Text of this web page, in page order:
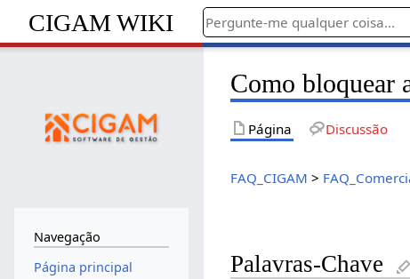
CIGAM WIKI
Como bloquear
Página Discussão
FAQ_CIGAM >
Palavras-Chave
Navegação
Página principal